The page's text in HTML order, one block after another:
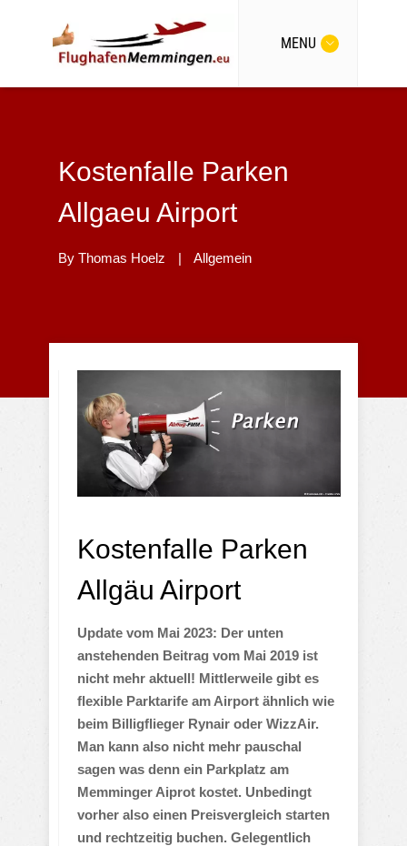
MENU
Kostenfalle Parken
Allgaeu Airport
By Thomas Hoelz | Allgemein
Kostenfalle Parken
Allgäu Airport
Update vom Mai 2023: Der unten
anstehenden Beitrag vom Mai 2019 ist
nicht mehr aktuell! Mittlerweile gibt es
flexible Parktarife am Airport ähnlich wie
beim Billigflieger Rynair oder WizzAir.
Man kann also nicht mehr pauschal
sagen was denn ein Parkplatz am
Memminger Aiprot kostet. Unbedingt
vorher also einen Preisvergleich starten
und rechtzeitig buchen. Gelegentlich